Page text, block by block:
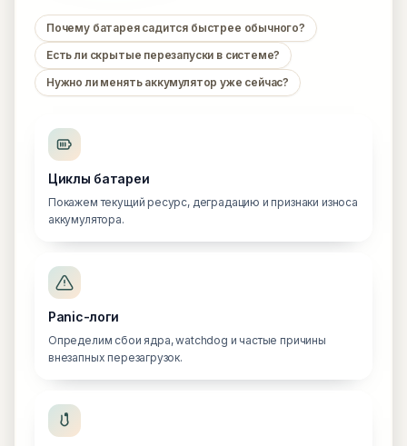
Почему батарея садится быстрее обычного?
Есть ли скрытые перезапуски в системе?
Нужно ли менять аккумулятор уже сейчас?
Циклы батареи
Покажем текущий ресурс, деградацию и признаки износа
аккумулятора.
Panic-логи
Определим сбои ядра, watchdog и частые причины
внезапных перезагрузок.